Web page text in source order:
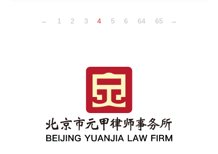
← 1 2 3 4 5 6 64 65 →